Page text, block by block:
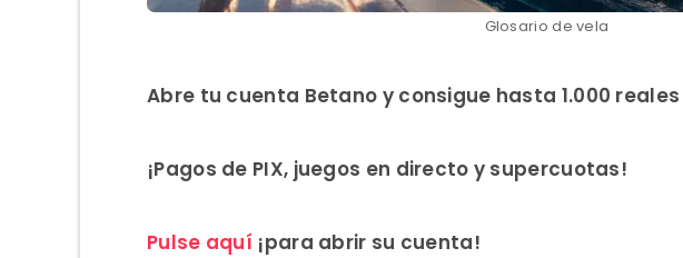
Glosario de vela
Abre tu cuenta Betano y consigue hasta 1.000
¡Pagos de PIX, juegos en directo y supercuotas!
Pulse aquí ¡para abrir su cuenta!